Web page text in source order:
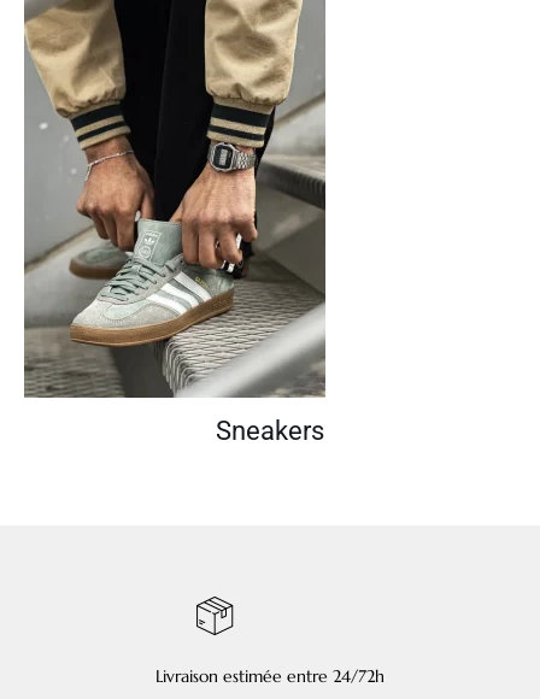
Sneakers
Livraison estimée entre 24/72h